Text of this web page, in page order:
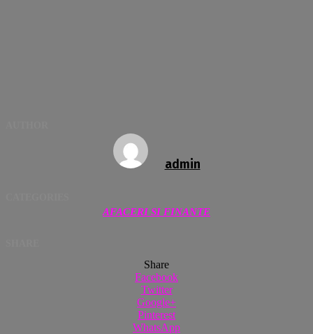
admin
AFACERI SI FINANTE
Share
Facebook
Twitter
Google+
Pinterest
WhatsApp